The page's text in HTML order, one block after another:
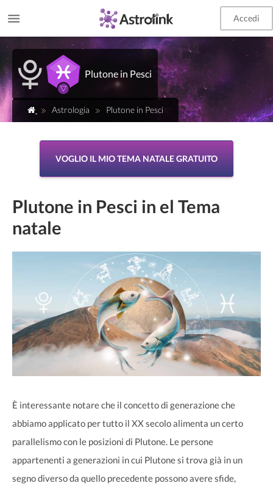
Accedi
Plutone in Pesci
Astrologia Plutone in Pesci
VOGLIO IL MIO TEMA NATALE GRATUITO
Plutone in Pesci in el Tema
natale
È interessante notare che il concetto di generazione che
abbiamo applicato per tutto il XX secolo alimenta un certo
parallelismo con le posizioni di Plutone. Le persone
appartenenti a generazioni in cui Plutone si trova già in un
segno diverso da quello precedente possono avere sfide,